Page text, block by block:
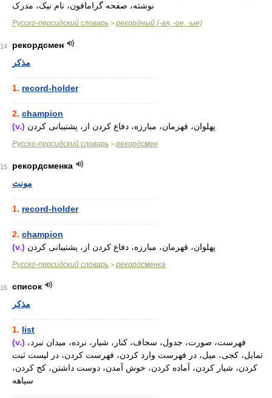
نوشته، صفحه گرامافون، نام نیک، مدرک
Русско-персидский словарь > рекордный (-ая, -ое, -ые)
14
рекордсмен
مذکر
1. record-holder
2. champion
(v.) پهلوان، قهرمان، مبارزه، دفاع کردن از، پشتیبانی کردن
Русско-персидский словарь > рекордсмен
15
рекордсменка
مونث
1. record-holder
2. champion
(v.) پهلوان، قهرمان، مبارزه، دفاع کردن از، پشتیبانی کردن
Русско-персидский словарь > рекордсменка
16
список
مذکر
1. list
(v.)
تمایل، کجی، میل، در فهرست وارد کردن، فهرست کردن، در لیست ثبت
کردن، شیار کردن، آماده کردن، خوش آمدن، دوست داشتن، کج کردن،
سیاهه